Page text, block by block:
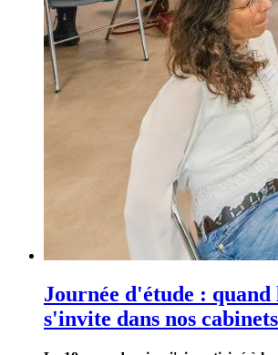
Journée d'étude :
s'invite dans nos cabinets